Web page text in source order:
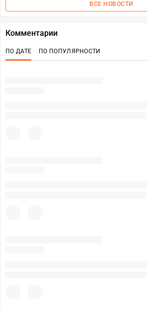
ВСЕ НОВОСТИ
Комментарии
ПО ДАТЕ ПО ПОПУЛЯРНОСТИ